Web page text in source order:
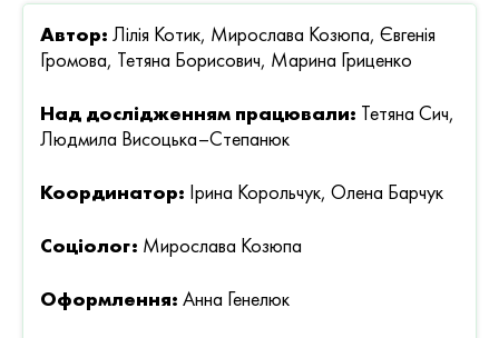
Автор: Лілія Котик, Мирослава Козюпа, Євгенія
Громова, Тетяна Борисович, Марина Гриценко
Над дослідженням працювали: Тетяна Сич,
Людмила Висоцька–Степанюк
Координатор: Ірина Корольчук, Олена Барчук
Соціолог: Мирослава Козюпа
Оформлення: Анна Генелюк